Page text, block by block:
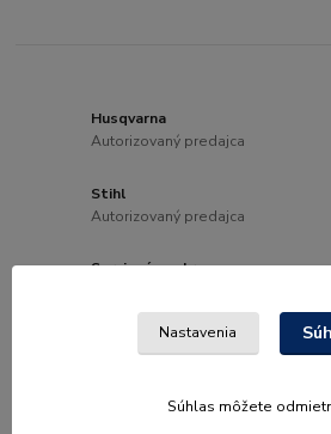
Husqvarna
Autorizovaný predajca
Stihl
Autorizovaný predajca
Servisné centrum
Stavebné centrum
Nastavenia
Súhlas môžete